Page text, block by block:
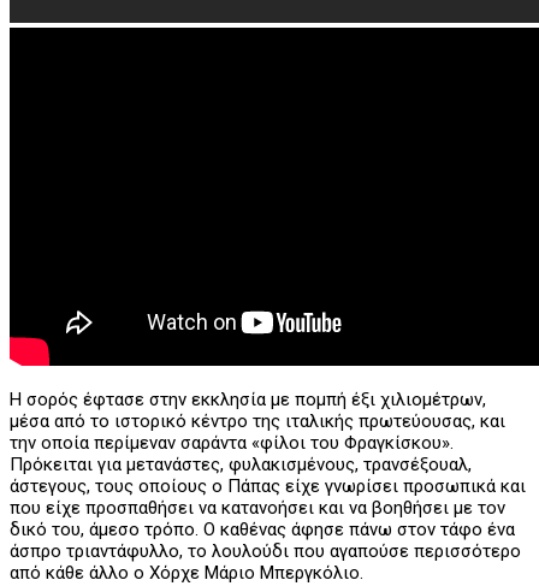
Η σορός έφτασε στην εκκλησία με πομπή έξι χιλιομέτρων,
μέσα από το ιστορικό κέντρο της ιταλικής πρωτεύουσας, και
την οποία περίμεναν σαράντα «φίλοι του Φραγκίσκου».
Πρόκειται για μετανάστες, φυλακισμένους, τρανσέξουαλ,
άστεγους, τους οποίους ο Πάπας είχε γνωρίσει προσωπικά και
που είχε προσπαθήσει να κατανοήσει και να βοηθήσει με τον
δικό του, άμεσο τρόπο. Ο καθένας άφησε πάνω στον τάφο ένα
άσπρο τριαντάφυλλο, το λουλούδι που αγαπούσε περισσότερο
από κάθε άλλο ο Χόρχε Μάριο Μπεργκόλιο.